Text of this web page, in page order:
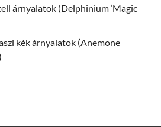
árnyalatok (Delphinium ‘Magic
kék árnyalatok (Anemone